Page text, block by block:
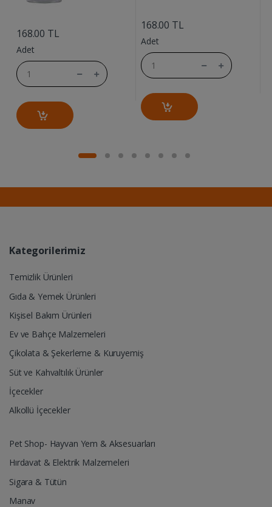
168.00 TL
Adet
168.00 TL
Adet
Kategorilerimiz
Temizlik Ürünleri
Gıda & Yemek Ürünleri
Kişisel Bakım Ürünleri
Ev ve Bahçe Malzemeleri
Çikolata & Şekerleme & Kuruyemiş
Süt ve Kahvaltılık Ürünler
İçecekler
Alkollü İçecekler
Pet Shop- Hayvan Yem & Aksesuarları
Hırdavat & Elektrik Malzemeleri
Sigara & Tütün
Manav